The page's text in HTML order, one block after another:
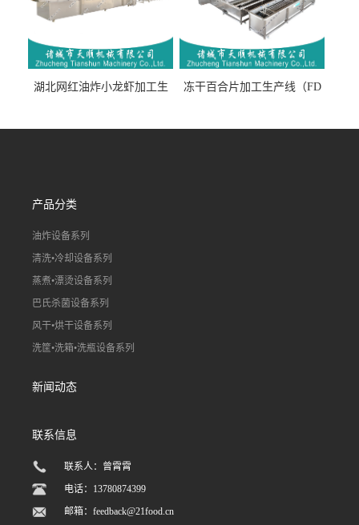
湖北网红油炸小龙虾加工生
线）
冻干百合片加工生产线（FD
线）
产品分类
油炸设备系列
清洗•冷却设备系列
蒸煮•漂烫设备系列
巴氏杀菌设备系列
风干•烘干设备系列
洗筐•洗箱•洗瓶设备系列
新闻动态
联系信息
联系人：曾霄霄
电话：13780874399
邮箱：feedback@21food.cn